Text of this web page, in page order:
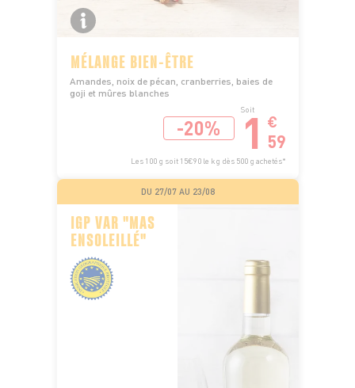
MÉLANGE BIEN-ÊTRE
Amandes, noix de pécan, cranberries, baies de
goji et mûres blanches
-20%
Soit
1 €
59
Les 100 g soit 15€90 le kg dès 500 g achetés*
DU 27/07 AU 23/08
IGP VAR "MAS
ENSOLEILLÉ"